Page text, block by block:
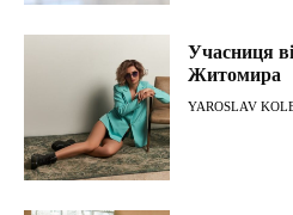
Учасниця
Житомира
YAROSLAV